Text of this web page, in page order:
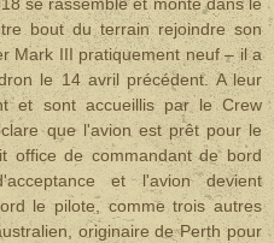
bout du terrain rejoindre son
Mark III pratiquement neuf – il a
le 14 avril précédent. A leur
et sont accueillis par le Crew
que l'avion est prêt pour le
office de commandant de bord
et l'avion devient
le pilote, comme trois autres
originaire de Perth pour